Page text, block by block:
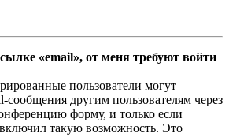
«email», от меня требуют войти
пользователи могут
сообщения другим пользователям через
форму, и только если
такую возможность. Это